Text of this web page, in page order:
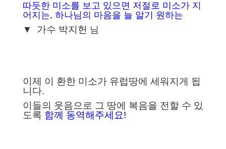
따듯한 미소를 보고 있으면 저절로 미소가 지
어지는, 하나님의 마음을 늘 알기 원하는
▼ 가수 박지헌 님
이제 이 환한 미소가 유럽땅에 세워지게 됩
니다.
이들의 웃음으로 그 땅에 복음을 전할 수 있
도록 함께 동역해주세요!